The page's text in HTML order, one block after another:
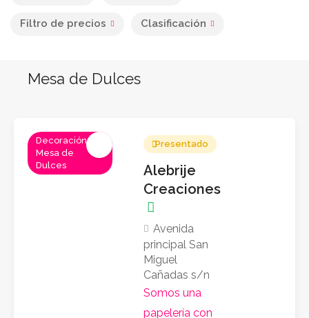
Filtro de precios Clasificación
Mesa de Dulces
Decoración,
Mesa de
Dulces
Presentado
Alebrije
Creaciones
Avenida
principal San
Miguel
Cañadas s/n
Somos una
papelería con